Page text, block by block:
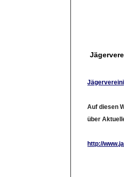
Auf diesen
über
http://